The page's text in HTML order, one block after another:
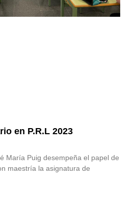
en P.R.L 2023
María Puig desempeña el papel de
maestría la asignatura de